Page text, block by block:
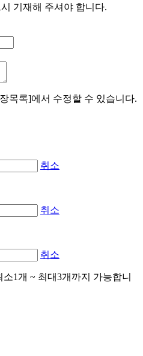
기재해 주셔야 합니다.
목록]에서 수정할 수 있습니다.
취소
취소
취소
1개 ~ 최대3개까지 가능합니